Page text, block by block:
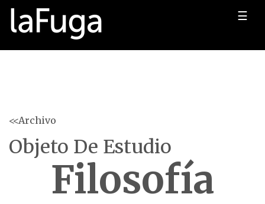
☰
<<Archivo
Objeto De Estudio
Filosofía